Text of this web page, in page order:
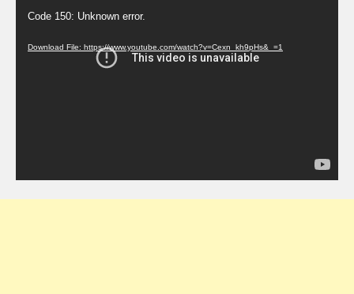
Video
Player
Code 150: Unknown error.
Download File: https://www.youtube.com/watch?v=Cexn_kh9pHs&_=1